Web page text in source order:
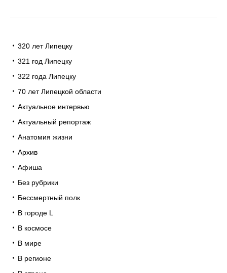
320 лет Липецку
321 год Липецку
322 года Липецку
70 лет Липецкой области
Актуальное интервью
Актуальный репортаж
Анатомия жизни
Архив
Афиша
Без рубрики
Бессмертный полк
В городе L
В космосе
В мире
В регионе